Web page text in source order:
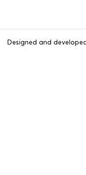
Designed and